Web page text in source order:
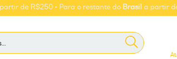
de R$250 • Para o restante do Brasila partir de